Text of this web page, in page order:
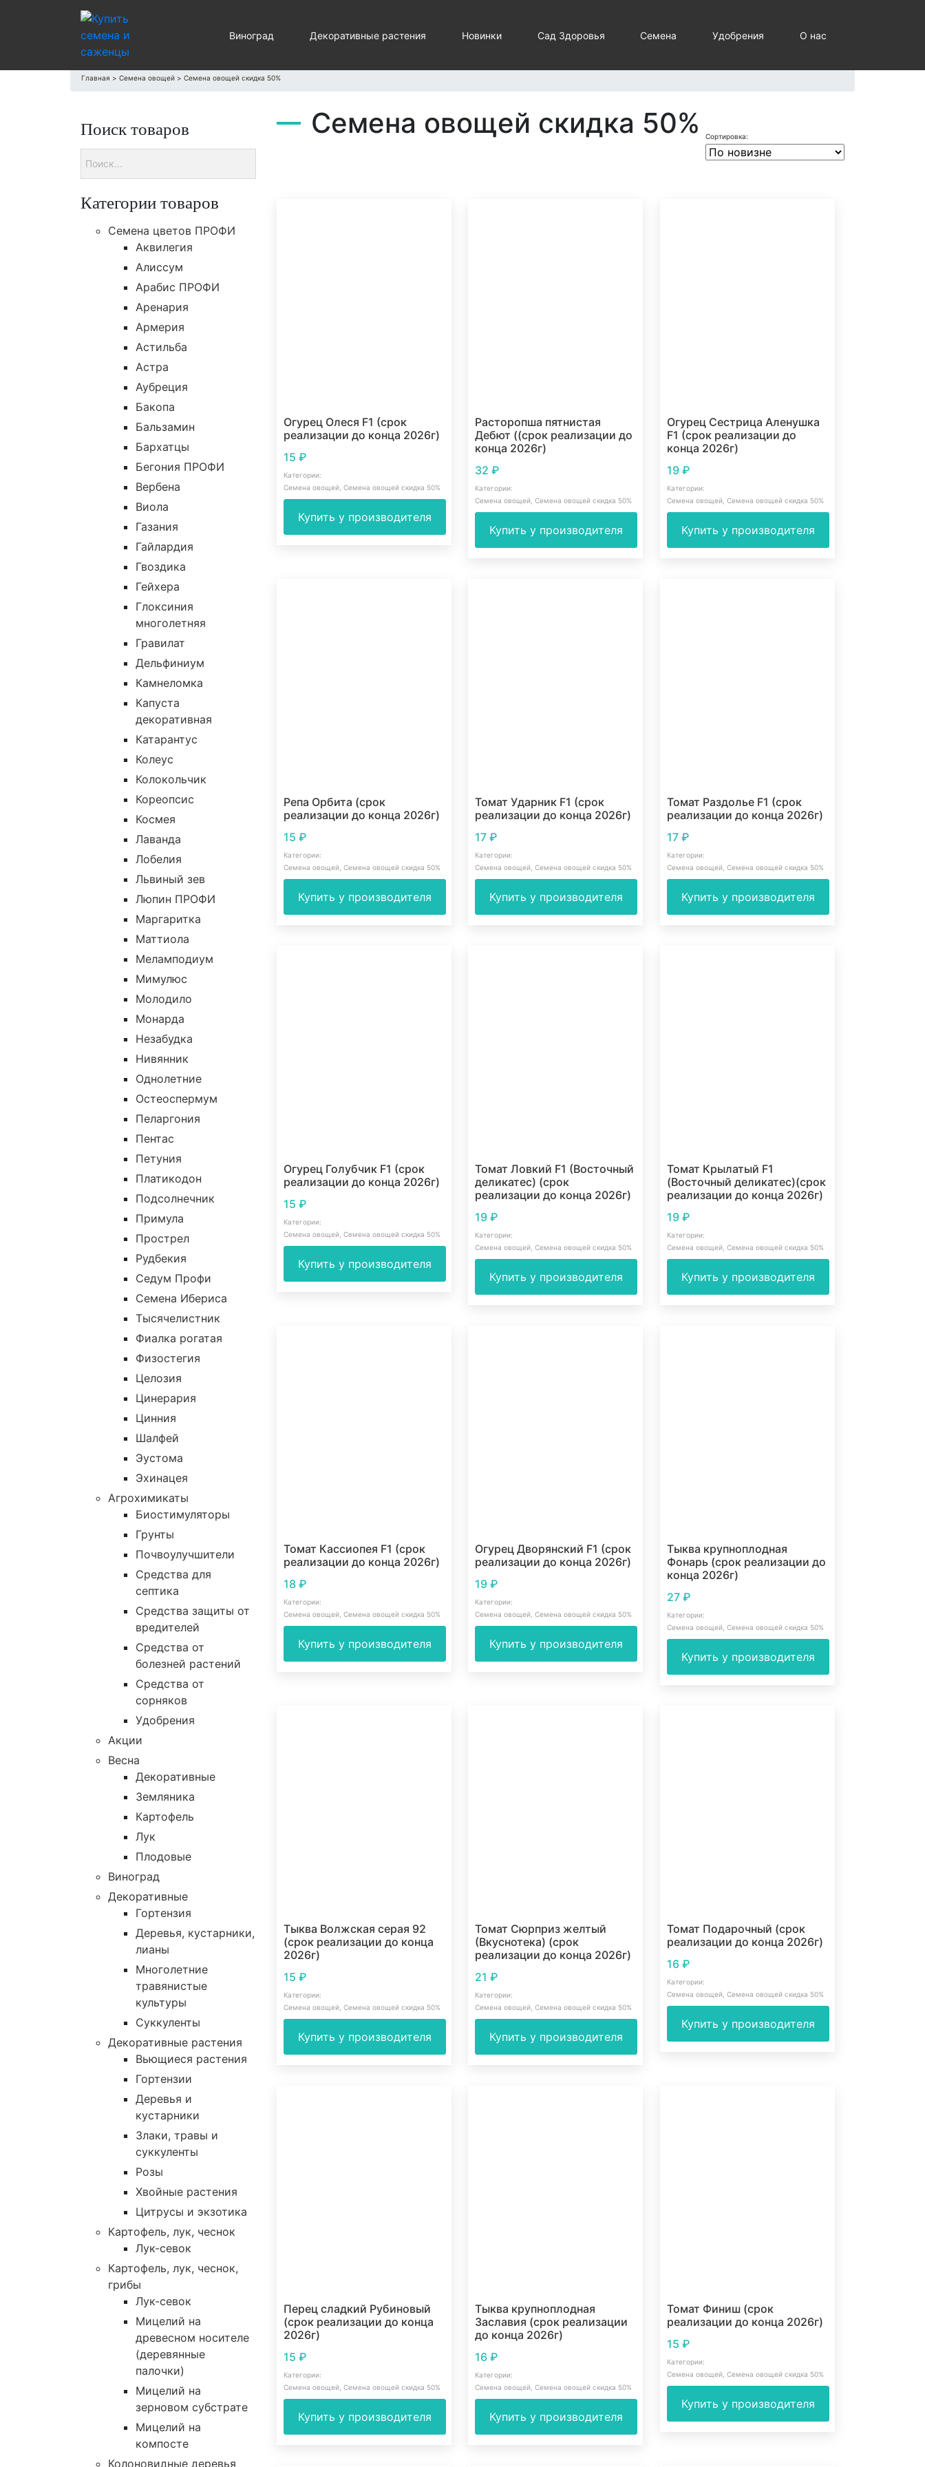
Виноград Декоративные растения Новинки Сад Здоровья Семена Удобрения О нас
Главная > Семена овощей > Семена овощей скидка 50%
Поиск товаров
Категории товаров
Cемена цветов ПРОФИ
Аквилегия
Алиссум
Арабис ПРОФИ
Аренария
Армерия
Астильба
Астра
Аубреция
Бакопа
Бальзамин
Бархатцы
Бегония ПРОФИ
Вербена
Виола
Газания
Гайлардия
Гвоздика
Гейхера
Глоксиния
многолетняя
Гравилат
Дельфиниум
Камнеломка
Капуста
декоративная
Катарантус
Колеус
Колокольчик
Кореопсис
Космея
Лаванда
Лобелия
Львиный зев
Люпин ПРОФИ
Маргаритка
Маттиола
Меламподиум
Мимулюс
Молодило
Монарда
Незабудка
Нивянник
Однолетние
Остеоспермум
Пеларгония
Пентас
Петуния
Платикодон
Подсолнечник
Примула
Прострел
Рудбекия
Седум Профи
Семена Ибериса
Тысячелистник
Фиалка рогатая
Физостегия
Целозия
Цинерария
Цинния
Шалфей
Эустома
Эхинацея
Агрохимикаты
Биостимуляторы
Грунты
Почвоулучшители
Средства для
септика
Средства защиты от
вредителей
Средства от
болезней растений
Средства от
сорняков
Удобрения
Акции
Весна
Декоративные
Земляника
Картофель
Лук
Плодовые
Виноград
Декоративные
Гортензия
Деревья, кустарники,
лианы
Многолетние
травянистые
культуры
Суккуленты
Декоративные растения
Вьющиеся растения
Гортензии
Деревья и
кустарники
Злаки, травы и
суккуленты
Розы
Хвойные растения
Цитрусы и экзотика
Картофель, лук, чеснок
Лук-севок
Картофель, лук, чеснок,
грибы
Лук-севок
Мицелий на
древесном носителе
(деревянные
палочки)
Мицелий на
зерновом субстрате
Мицелий на
компосте
Колоновидные деревья
Семена овощей скидка 50%
Огурец Олеся F1 (срок
реализации до конца 2026г)
15 ₽
Категории:
Семена овощей Семена овощей скидка 50%
Купить у производителя
Расторопша пятнистая
Дебют ((срок реализации до
конца 2026г)
32₽
Категории:
Семена овощей ,Семена овощей скидка 50%
Купить у производителя
Огурец Сестрица Аленушка
F1 (срок реализации до
конца 2026г)
19 ₽
Категории:
Семена овощей Семена овощей скидка 50%
Купить у производителя
Репа Орбита (срок
реализации до конца 2026г)
15 ₽
Категории:
Семена овощей Семена овощей скидка 50%
Купить у производителя
Томат Ударник F1 (срок
реализации до конца 2026г)
17₽
Категории:
Семена овощей ,Семена овощей скидка 50%
Купить у производителя
Томат Раздолье F1 (срок
реализации до конца 2026г)
17 ₽
Категории:
Семена овощей Семена овощей скидка 50%
Купить у производителя
Огурец Голубчик F1 (срок
реализации до конца 2026г)
15 ₽
Категории:
Семена овощей Семена овощей скидка 50%
Купить у производителя
Томат Ловкий F1 (Восточный
деликатес) (срок
реализации до конца 2026г)
19₽
Категории:
Семена овощей ,Семена овощей скидка 50%
Купить у производителя
Томат Крылатый F1
(Восточный деликатес)(срок
реализации до конца 2026г)
19 ₽
Категории:
Семена овощей Семена овощей скидка 50%
Купить у производителя
Томат Кассиопея F1 (срок
реализации до конца 2026г)
18 ₽
Категории:
Семена овощей Семена овощей скидка 50%
Купить у производителя
Огурец Дворянский F1 (срок
реализации до конца 2026г)
19₽
Категории:
Семена овощей ,Семена овощей скидка 50%
Купить у производителя
Тыква крупноплодная
Фонарь (срок реализации до
конца 2026г)
27 ₽
Категории:
Семена овощей Семена овощей скидка 50%
Купить у производителя
Тыква Волжская серая 92
(срок реализации до конца
2026г)
15 ₽
Категории:
Семена овощей Семена овощей скидка 50%
Купить у производителя
Томат Сюрприз желтый
(Вкуснотека) (срок
реализации до конца 2026г)
21₽
Категории:
Семена овощей ,Семена овощей скидка 50%
Купить у производителя
Томат Подарочный (срок
реализации до конца 2026г)
16 ₽
Категории:
Семена овощей Семена овощей скидка 50%
Купить у производителя
Перец сладкий Рубиновый
(срок реализации до конца
2026г)
15 ₽
Категории:
Семена овощей Семена овощей скидка 50%
Купить у производителя
Тыква крупноплодная
Заславия (срок реализации
до конца 2026г)
16₽
Категории:
Семена овощей ,Семена овощей скидка 50%
Купить у производителя
Томат Финиш (срок
реализации до конца 2026г)
15 ₽
Категории:
Семена овощей Семена овощей скидка 50%
Купить у производителя